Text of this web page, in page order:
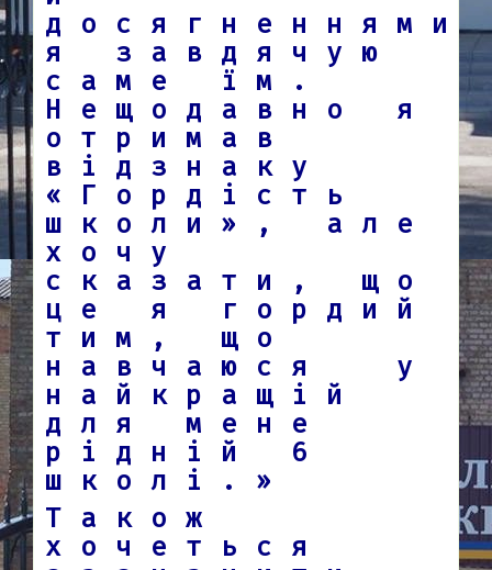
досягненнями
я завдячую
саме їм.
Нещодавно я
отримав
відзнаку
«Гордість
школи», але
хочу
сказати, що
це я гордий
тим, що
навчаюся у
найкращій
для мене
рідній 6
школі.»
Також
хочеться